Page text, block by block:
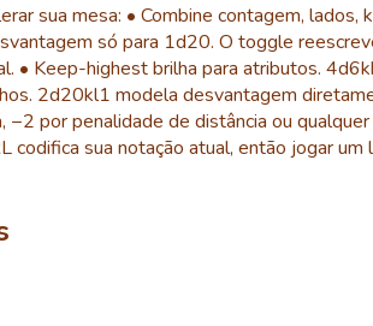
sua mesa: • Combine contagem,
só para 1d20. O toggle
• Keep-highest brilha para atributos.
2d20kl1 modela desvantagem
−2 por penalidade de distância ou
codifica sua notação atual, então jogar